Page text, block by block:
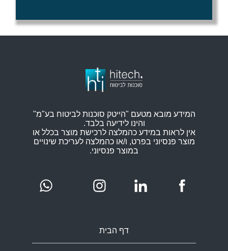
המידע מובא מטעם "הייטק סוכנות לביטוח בע"מ"
והינו לידיעה בלבד.
אין לראות במידע כהמלצה לרכישת מוצר בכלל או
מוצר פנסיוני בפרט, ו/או כהמלצה לעריכת שינויים
במוצר פנסיוני.
דף הבית